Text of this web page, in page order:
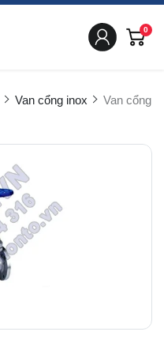
0
Van cổng inox
Van cổng